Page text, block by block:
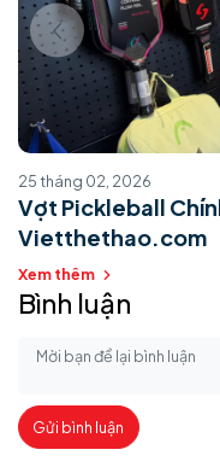
25 tháng 02, 2026
Vợt Pickleball
Vietthethao.com
Xem thêm
Bình luận
Gửi bình luận